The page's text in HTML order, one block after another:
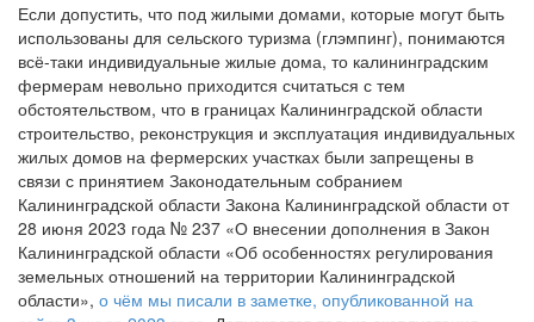
Если допустить, что под жилыми домами, которые могут быть
использованы для сельского туризма (глэмпинг), понимаются
всё-таки индивидуальные жилые дома, то калининградским
фермерам невольно приходится считаться с тем
обстоятельством, что в границах Калининградской области
строительство, реконструкция и эксплуатация индивидуальных
жилых домов на фермерских участках были запрещены в
связи с принятием Законодательным собранием
Калининградской области Закона Калининградской области от
28 июня 2023 года № 237 «О внесении дополнения в Закон
Калининградской области «Об особенностях регулирования
земельных отношений на территории Калининградской
области», о чём мы писали в заметке, опубликованной на